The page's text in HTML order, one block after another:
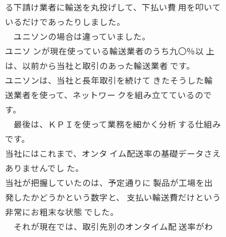
る下請け業者に輸送を丸投げして、下払い費 用を叩いて
いるだけであったりしました。
ユニソンの場合は違っていました。
ユニソ ンが現在使っている輸送業者のうち九〇％以 上
は、以前から当社と取引のあった輸送業者 です。
ユニソンは、当社と長年取引を続けて きたそうした輸
送業者を使って、ネットワー クを組み立てているので
す。
最後は、ＫＰＩを使って業務を細かく分析 する仕組み
です。
当社にはこれまで、オンタ イム配送率の基礎データさえ
ありませんでし た。
当社が把握していたのは、予定通りに 製品が工場を出
発したかどうかという数字と、 支払い輸送費だけという
非常にお粗末な状態 でした。
それが現在では、取引先別のオンタイム配 送率がわ